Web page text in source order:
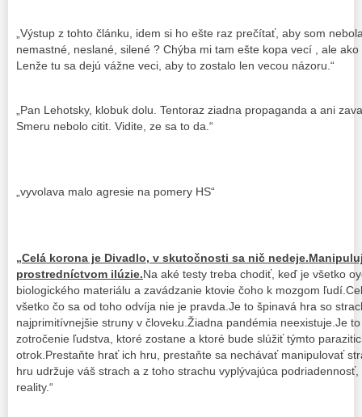
„Výstup z tohto článku, idem si ho ešte raz prečítať, aby som
nemastné, neslané, silené ? Chýba mi tam ešte kopa vecí , ale
Lenže tu sa dejú vážne veci, aby to zostalo len vecou názoru.“
„Pan Lehotsky, klobuk dolu. Tentoraz ziadna propaganda a ani
Smeru nebolo citit. Vidite, ze sa to da.“
„vyvolava malo agresie na pomery HS“
„Celá korona je Divadlo, v skutočnosti sa nič
prostredníctvom ilúzie.Na aké testy treba chodiť, keď je všetko
biologického materiálu a zavádzanie ktovie čoho k mozgom
všetko čo sa od toho odvíja nie je pravda.Je to špinavá hra so
najprimitívnejšie struny v človeku.Žiadna pandémia neexistuje.Je
zotročenie ľudstva, ktoré zostane a ktoré bude slúžiť týmto
otrok.Prestaňte hrať ich hru, prestaňte sa nechávať manipulovať
hru udržuje váš strach a z toho strachu vyplývajúca
reality.“